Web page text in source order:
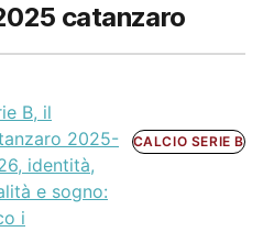
catanzaro
B, il
2025-
identità,
e sogno:
i
CALCIO SERIE B